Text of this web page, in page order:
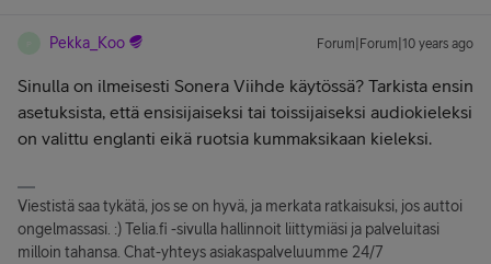
Pekka_Koo Forum|Forum|10 years ago
Sinulla on ilmeisesti Sonera Viihde käytössä? Tarkista ensin
asetuksista, että ensisijaiseksi tai toissijaiseksi audiokieleksi
on valittu englanti eikä ruotsia kummaksikaan kieleksi.
Viestistä saa tykätä, jos se on hyvä, ja merkata ratkaisuksi, jos auttoi
ongelmassasi. :) Telia.fi -sivulla hallinnoit liittymiäsi ja palveluitasi
milloin tahansa. Chat-yhteys asiakaspalveluumme 24/7